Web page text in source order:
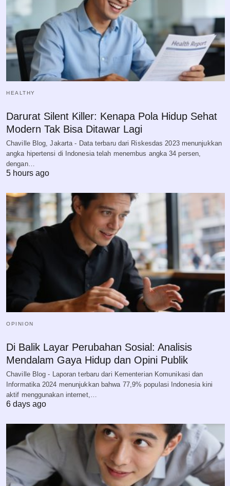
HEALTHY
Darurat Silent Killer: Kenapa Pola Hidup Sehat
Modern Tak Bisa Ditawar Lagi
Chaville Blog, Jakarta - Data terbaru dari Riskesdas 2023 menunjukkan
angka hipertensi di Indonesia telah menembus angka 34 persen,
dengan…
5 hours ago
OPINION
Di Balik Layar Perubahan Sosial: Analisis
Mendalam Gaya Hidup dan Opini Publik
Chaville Blog - Laporan terbaru dari Kementerian Komunikasi dan
Informatika 2024 menunjukkan bahwa 77,9% populasi Indonesia kini
aktif menggunakan internet,…
6 days ago